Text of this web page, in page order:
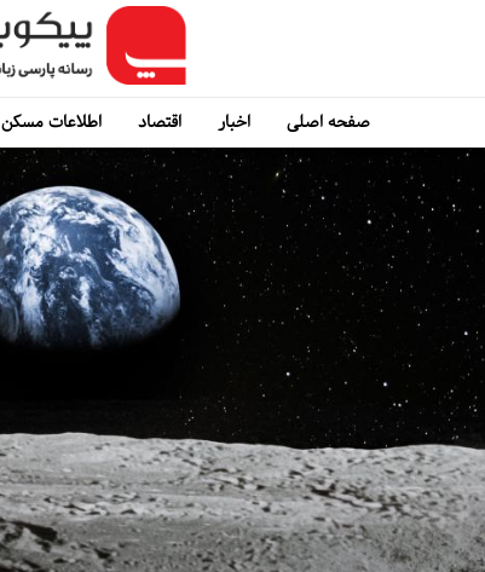
صفحه اصلی اخبار اقتصاد اطلاعات مسکن